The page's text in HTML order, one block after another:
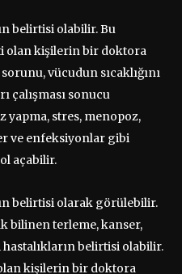
belirtisi olabilir. Bu
olan kişilerin bir doktora
vücudun sıcaklığını
çalışması sonucu
yapma, stres, menopoz,
ve enfeksiyonlar gibi
açabilir.
belirtisi olarak görülebilir.
bilinen terleme, kanser,
belirtisi olabilir.
kişilerin bir doktora